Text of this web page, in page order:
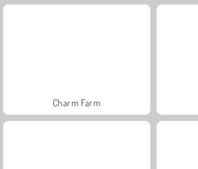
Charm Farm